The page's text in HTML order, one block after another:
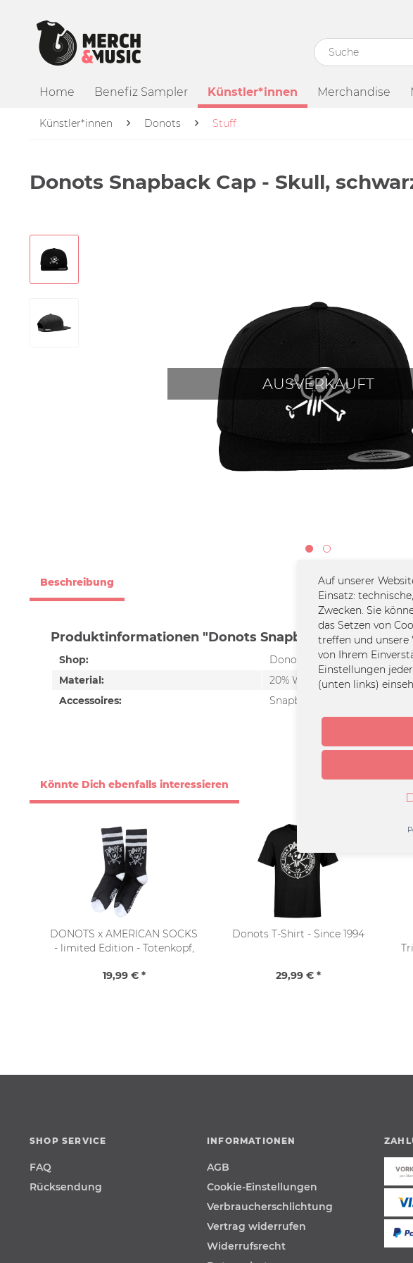
Home Benefiz Sampler Künstler*innen Merchandise
Künstler*innen Donots Stuff
Donots Snapback Cap - Skull,
AUSVERKAUFT
Beschreibung
Produktinformationen "Donots Snapback Cap - Skull,
Shop:
Donots
Material:
20% Wolle, 80% Polyacryl
Accessoires:
Snapback Cap
Könnte Dich ebenfalls interessieren
DONOTS x AMERICAN SOCKS
- limited Edition - Totenkopf,
19,99 € *
Donots T-Shirt - Since 1994
29,99 € *
SHOP SERVICE
FAQ
Rücksendung
INFORMATIONEN
AGB
Cookie-Einstellungen
Verbraucherschlichtung
Vertrag widerrufen
Widerrufsrecht
Auf unserer
Einsatz:
Zwecken. Sie
das Setzen von
treffen und unsere
von Ihrem
Einstellungen
(unten links)